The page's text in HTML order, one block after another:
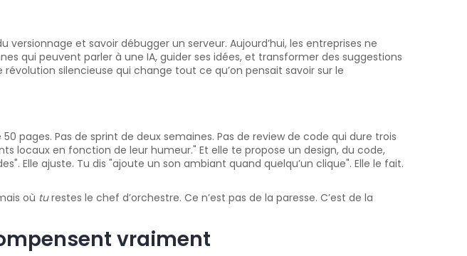
et savoir débugger un serveur. Aujourd’hui, les entreprises ne
qui peuvent parler à une IA, guider ses idées, et transformer des suggestions
silencieuse qui change tout ce qu’on pensait savoir sur le
pages. Pas de sprint de deux semaines. Pas de review de code qui dure trois
locaux en fonction de leur humeur." Et elle te propose un design, du code,
Elle ajuste. Tu dis "ajoute un son ambiant quand quelqu’un clique". Elle le fait.
où turestes le chef d’orchestre. Ce n’est pas de la paresse. C’est de la
vraiment